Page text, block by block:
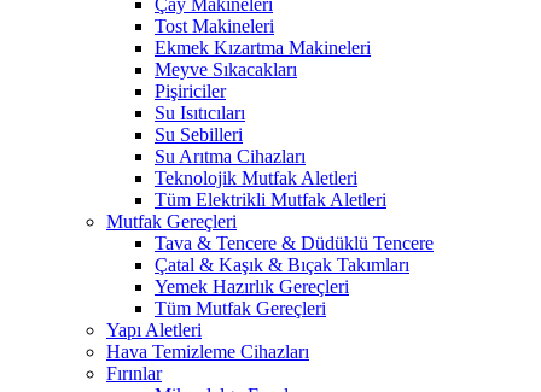
Çay Makineleri
Tost Makineleri
Ekmek Kızartma Makineleri
Meyve Sıkacakları
Pişiriciler
Su Isıtıcıları
Su Sebilleri
Su Arıtma Cihazları
Teknolojik Mutfak Aletleri
Tüm Elektrikli Mutfak Aletleri
Mutfak Gereçleri
Tava & Tencere & Düdüklü Tencere
Çatal & Kaşık & Bıçak Takımları
Yemek Hazırlık Gereçleri
Tüm Mutfak Gereçleri
Yapı Aletleri
Hava Temizleme Cihazları
Fırınlar